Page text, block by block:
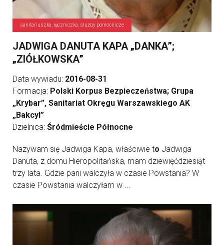
sanitariuszka, łączniczka, służby pomocnicze
JADWIGA DANUTA KAPA „DANKA”;
„ZIÓŁKOWSKA”
Data wywiadu: 2016-08-31
Formacja: Polski Korpus Bezpieczeństwa; Grupa
„Krybar”, Sanitariat Okręgu Warszawskiego AK
„Bakcyl”
Dzielnica: Śródmieście Północne
Nazywam się Jadwiga Kapa, właściwie to Jadwiga
Danuta, z domu Hieropolitańska, mam dziewięćdziesiąt
trzy lata. Gdzie pani walczyła w czasie Powstania? W
czasie Powstania walczyłam w ...